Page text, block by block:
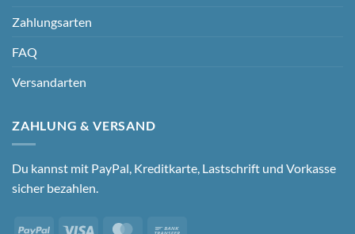
Zahlungsarten
FAQ
Versandarten
ZAHLUNG & VERSAND
Du kannst mit PayPal, Kreditkarte, Lastschrift und Vorkasse
sicher bezahlen.
PayPal Visa MasterCard